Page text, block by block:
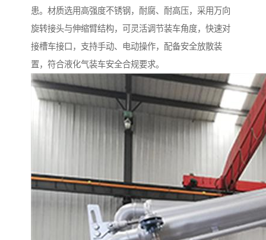
患。材质选用高强度不锈钢，耐腐、耐高压，采用万向
旋转接头与伸缩臂结构，可灵活调节装车角度，快速对
接槽车接口，支持手动、电动操作，配备安全放散装
置，符合液化气装车安全合规要求。